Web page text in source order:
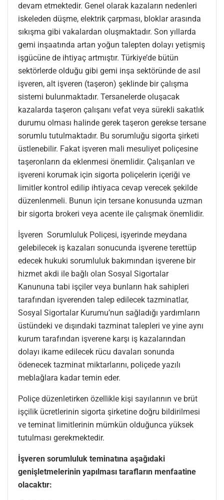
devam etmektedir. Genel olarak kazaların nedenleri
iskeleden düşme, elektrik çarpması, bloklar arasında
sıkışma gibi vakalardan oluşmaktadır. Son yıllarda
gemi inşaatında artan yoğun talepten dolayı yetişmiş
işgücüne de ihtiyaç artmıştır. Türkiye’de bütün
sektörlerde olduğu gibi gemi inşa sektöründe de asıl
işveren, alt işveren (taşeron) şeklinde bir çalışma
sistemi bulunmaktadır. Tersanelerde oluşacak
kazalarda taşeron çalışanı vefat veya sürekli sakatlık
durumu olması halinde gerek taşeron gerekse tersane
sorumlu tutulmaktadır. Bu sorumluğu sigorta şirketi
üstlenebilir. Fakat işveren mali mesuliyet poliçesine
taşeronların da eklenmesi önemlidir. Çalışanları ve
işvereni korumak için sigorta poliçelerin içeriği ve
limitler kontrol edilip ihtiyaca cevap verecek şekilde
düzenlenmeli. Bunun için tersane konusunda uzman
bir sigorta brokeri veya acente ile çalışmak önemlidir.
İşveren Sorumluluk Poliçesi, işyerinde meydana
gelebilecek iş kazaları sonucunda işverene terettüp
edecek hukuki sorumluluk bakımından işverene bir
hizmet akdi ile bağlı olan Sosyal Sigortalar
Kanununa tabi işçiler veya bunların hak sahipleri
tarafından işverenden talep edilecek tazminatlar,
Sosyal Sigortalar Kurumu’nun sağladığı yardımların
üstündeki ve dışındaki tazminat talepleri ve yine aynı
kurum tarafından işverene karşı iş kazalarından
dolayı ikame edilecek rücu davaları sonunda
ödenecek tazminat miktarlarını, poliçede yazılı
meblağlara kadar temin eder.
Poliçe düzenletirken özellikle kişi sayılarının ve brüt
işçilik ücretlerinin sigorta şirketine doğru bildirilmesi
ve teminat limitlerinin mümkün olduğunca yüksek
tutulması gerekmektedir.
İşveren sorumluluk teminatına aşağıdaki
genişletmelerinin yapılması tarafların menfaatine
olacaktır: